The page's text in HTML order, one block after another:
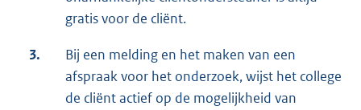
gratis voor de cliënt.
3.
Bij een melding en het maken van een
afspraak voor het onderzoek, wijst het college
de cliënt actief op de mogelijkheid van